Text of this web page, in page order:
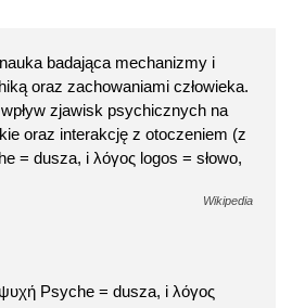
badająca mechanizmy i
oraz zachowaniami człowieka.
zjawisk psychicznych na
oraz interakcję z otoczeniem (z
= dusza, i λόγος logos = słowo,
Wikipedia
Psyche = dusza, i λόγος